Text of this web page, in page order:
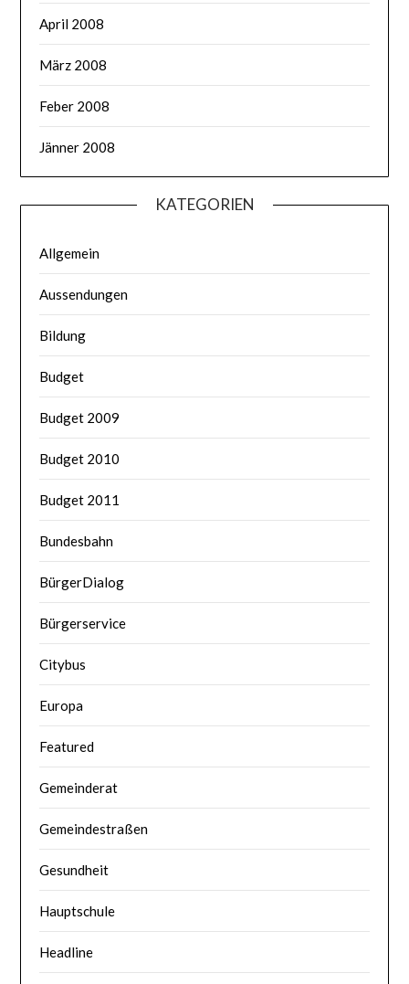
April 2008
März 2008
Feber 2008
Jänner 2008
KATEGORIEN
Allgemein
Aussendungen
Bildung
Budget
Budget 2009
Budget 2010
Budget 2011
Bundesbahn
BürgerDialog
Bürgerservice
Citybus
Europa
Featured
Gemeinderat
Gemeindestraßen
Gesundheit
Hauptschule
Headline